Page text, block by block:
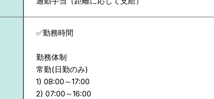
✅勤務時間
勤務体制
常勤(日勤のみ)
1) 08:00～17:00
2) 07:00～16:00